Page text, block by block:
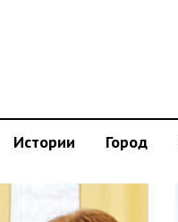
Истории Город